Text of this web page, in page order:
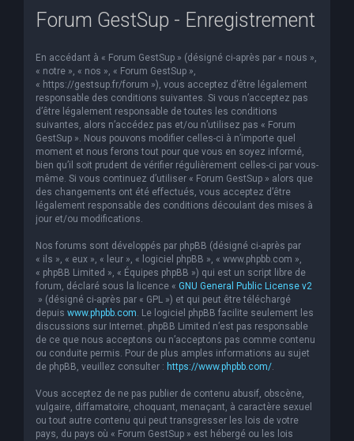
Forum GestSup - Enregistrement
En accédant à « Forum GestSup » (désigné ci-après par « nous »,
« notre », « nos », « Forum GestSup »,
« https://gestsup.fr/forum »), vous acceptez d’être légalement
responsable des conditions suivantes. Si vous n’acceptez pas
d’être légalement responsable de toutes les conditions
suivantes, alors n’accédez pas et/ou n’utilisez pas « Forum
GestSup ». Nous pouvons modifier celles-ci à n’importe quel
moment et nous ferons tout pour que vous en soyez informé,
bien qu’il soit prudent de vérifier régulièrement celles-ci par vous-
même. Si vous continuez d’utiliser « Forum GestSup » alors que
des changements ont été effectués, vous acceptez d’être
légalement responsable des conditions découlant des mises à
jour et/ou modifications.
Nos forums sont développés par phpBB (désigné ci-après par
« ils », « eux », « leur », « logiciel phpBB », « www.phpbb.com »,
« phpBB Limited », « Équipes phpBB ») qui est un script libre de
forum, déclaré sous la licence « GNU General Public License v2
» (désigné ci-après par « GPL ») et qui peut être téléchargé
depuis www.phpbb.com. Le logiciel phpBB facilite seulement les
discussions sur Internet. phpBB Limited n’est pas responsable
de ce que nous acceptons ou n’acceptons pas comme contenu
ou conduite permis. Pour de plus amples informations au sujet
de phpBB, veuillez consulter : https://www.phpbb.com/.
Vous acceptez de ne pas publier de contenu abusif, obscène,
vulgaire, diffamatoire, choquant, menaçant, à caractère sexuel
ou tout autre contenu qui peut transgresser les lois de votre
pays, du pays où « Forum GestSup » est hébergé ou les lois